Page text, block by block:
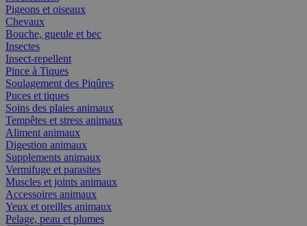
Pigeons et oiseaux
Chevaux
Bouche, gueule et bec
Insectes
Insect-repellent
Pince à Tiques
Soulagement des Piqûres
Puces et tiques
Soins des plaies animaux
Tempêtes et stress animaux
Aliment animaux
Digestion animaux
Supplements animaux
Vermifuge et parasites
Muscles et joints animaux
Accessoires animaux
Yeux et oreilles animaux
Pelage, peau et plumes